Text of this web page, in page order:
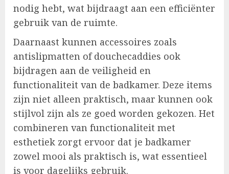
nodig hebt, wat bijdraagt aan een efficiënter
gebruik van de ruimte.
Daarnaast kunnen accessoires zoals
antislipmatten of douchecaddies ook
bijdragen aan de veiligheid en
functionaliteit van de badkamer. Deze items
zijn niet alleen praktisch, maar kunnen ook
stijlvol zijn als ze goed worden gekozen. Het
combineren van functionaliteit met
esthetiek zorgt ervoor dat je badkamer
zowel mooi als praktisch is, wat essentieel
is voor dagelijks gebruik.